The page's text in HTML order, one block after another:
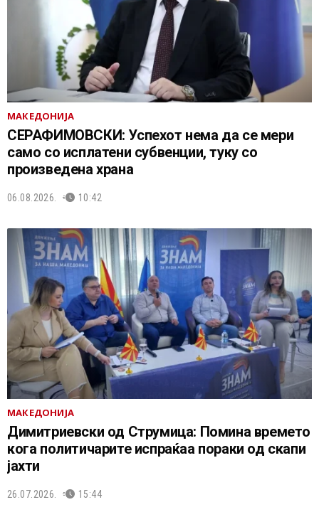
МАКЕДОНИЈА
СЕРАФИМОВСКИ: Успехот нема да се мери
само со исплатени субвенции, туку со
произведена храна
06.08.2026. 10:42
МАКЕДОНИЈА
Димитриевски од Струмица: Помина времето
кога политичарите испраќаа пораки од скапи
јахти
26.07.2026. 15:44